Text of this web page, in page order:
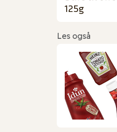
125g
Les også